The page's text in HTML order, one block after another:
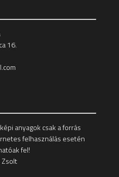
16.
anyagok csak a forrás
felhasználás esetén
fel!
Zsolt